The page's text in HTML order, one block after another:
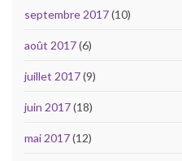
septembre 2017(10)
août 2017(6)
juillet 2017(9)
juin 2017(18)
mai 2017(12)